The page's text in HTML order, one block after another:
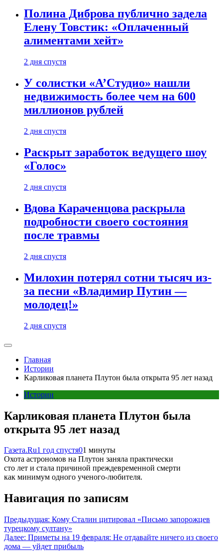
Полина Диброва публично задела
Елену Товстик: «Оплаченный
алиментами хейт»
2 дня спустя
У солистки «А’Студио» нашли
недвижимость более чем на 600
миллионов рублей
2 дня спустя
Раскрыт заработок ведущего шоу
«Голос»
2 дня спустя
Вдова Караченцова раскрыла
подробности своего состояния
после травмы
2 дня спустя
Милохин потерял сотни тысяч из-
за песни «Владимир Путин —
молодец!»
2 дня спустя
Главная
Истории
Карликовая планета Плутон была открыта 95 лет назад
Истории
Карликовая планета Плутон была
открыта 95 лет назад
Газета.Ru1 год спустя01 минуты
Охота астрономов на Плутон заняла практически
сто лет и стала причиной преждевременной смерти
как минимум одного ученого-любителя.
Навигация по записям
Предыдущая: Кому Сталин цитировал «Письмо запорожцев
турецкому султану»
Далее: Приметы на 19 февраля: Не отдавайте ничего из своего
дома — уйдет прибыль